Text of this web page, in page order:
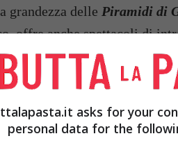
grandezza delle Piramidi di
offre anche spettacoli di
asks for your
personal data for the